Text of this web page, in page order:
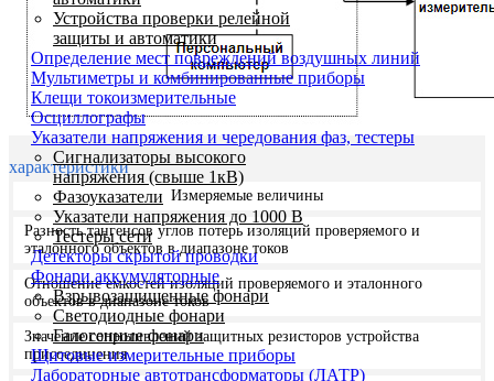
Устройства проверки релейной
защиты и автоматики
Определение мест повреждений воздушных линий
Мультиметры и комбинированные приборы
Клещи токоизмерительные
Осциллографы
Указатели напряжения и чередования фаз, тестеры
Сигнализаторы высокого
напряжения (свыше 1кВ)
Фазоуказатели
Указатели напряжения до 1000 В
Тестеры сети
Детекторы скрытой проводки
Фонари аккумуляторные
Взрывозащищенные фонари
Светодиодные фонари
Галогенные фонари
Щитовые измерительные приборы
Лабораторные автотрансформаторы (ЛАТР)
характеристики
Измеряемые величины
Разность тангенсов углов потерь изоляций проверяемого и
эталонного объектов в диапа­зоне токов
Отношение емкостей изоляций проверяемого и эталонного
объектов в диапазоне токов
Значение сопротивлений защитных резисторов устройства
присоединения